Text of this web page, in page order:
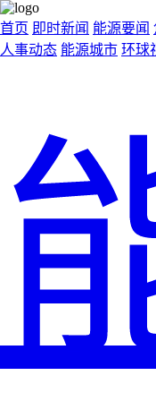
首页 即时新闻 能源要闻
人事动态 能源城市 环球